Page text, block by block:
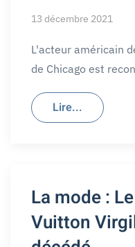
13 décembre 2021
L'acteur américain
de Chicago est
Lire...
La mode :
Vuitton